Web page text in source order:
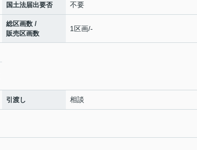
国土法届出要否 不要
総区画数 /
販売区画数
1区画/-
引渡し 相談